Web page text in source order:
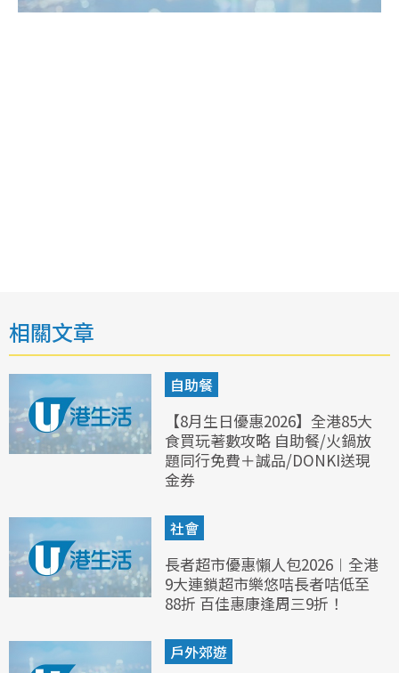
相關文章
自助餐
【8月生日優惠2026】全港85大
食買玩著數攻略 自助餐/火鍋放
題同行免費＋誠品/DONKI送現
金券
社會
長者超市優惠懶人包2026︱全港
9大連鎖超市樂悠咭長者咭低至
88折 百佳惠康逢周三9折！
戶外郊遊